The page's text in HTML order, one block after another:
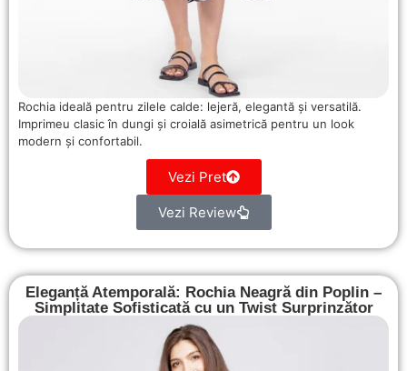
Rochia ideală pentru zilele calde: lejeră, elegantă și versatilă.
Imprimeu clasic în dungi și croială asimetrică pentru un look
modern și confortabil.
Vezi Pret
Vezi Review
Eleganță Atemporală: Rochia Neagră din Poplin –
Simplitate Sofisticată cu un Twist Surprinzător